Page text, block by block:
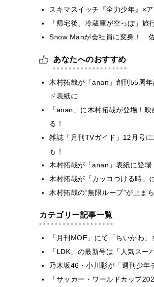
スキマスイッチ『全力少年』×
「帰宅後、冷蔵庫が空っぽ」
Snow Manが会社員に変身！
あなたへのおすすめ
木村拓哉が「anan」創刊55周
ド表紙に
「anan」に木村拓哉が登場！
る！
雑誌「月刊TVガイド」12月号
も！
木村拓哉が「anan」表紙に登
木村拓哉が「カッコつける時
木村拓哉の“無限ループ”が止
カテゴリー記事一覧
「月刊MOE」にて「ちいかわ
「LDK」の最新号は「人気ス
乃木坂46・小川彩が「週刊少
「サッカー・ワールドカップ